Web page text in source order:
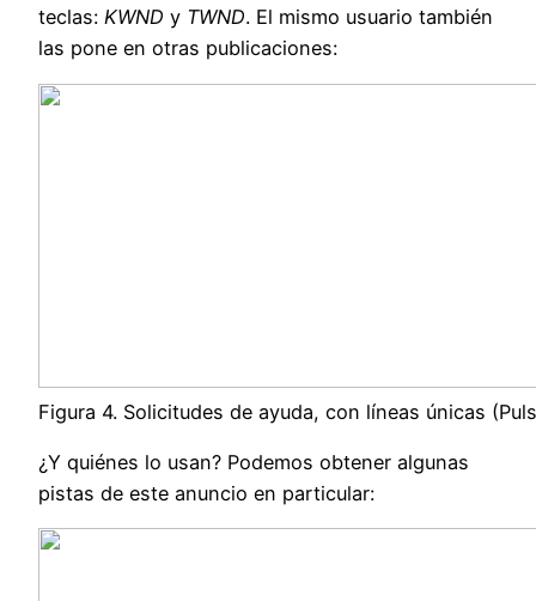
teclas: KWND y TWND. El mismo usuario también
las pone en otras publicaciones:
Figura 4. Solicitudes de ayuda, con líneas únicas
¿Y quiénes lo usan? Podemos obtener algunas
pistas de este anuncio en particular: